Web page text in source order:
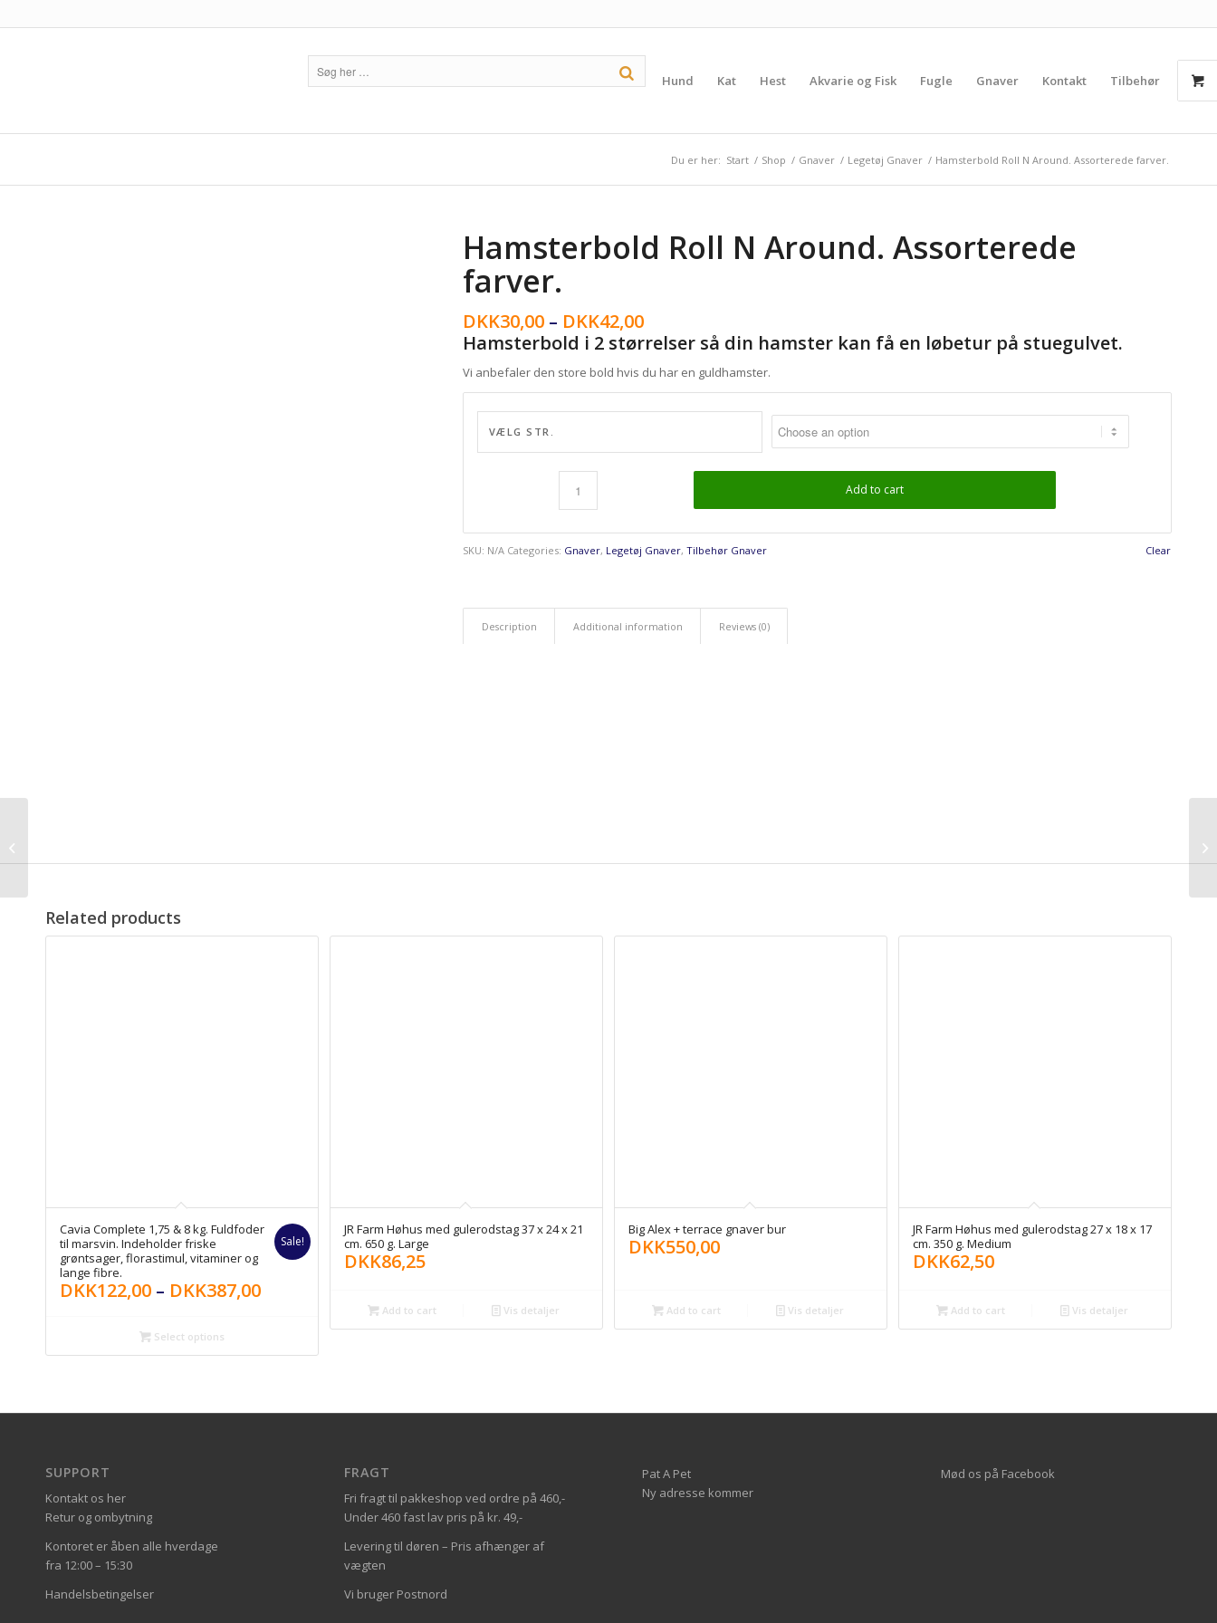
Hund Kat Hest Akvarie og Fisk Fugle Gnaver Kontakt Tilbehør
Du er her: Start / Shop / Gnaver / Legetøj Gnaver / Hamsterbold Roll N Around. Assorterede farver.
Hamsterbold Roll N Around. Assorterede
farver.
DKK30,00– DKK42,00
Hamsterbold i 2 størrelser så din hamster kan få en løbetur på stuegulvet.
Vi anbefaler den store bold hvis du har en guldhamster.
VÆLG STR.
Clear
Add to cart
SKU: N/A Categories: Gnaver, Legetøj Gnaver, Tilbehør Gnaver
Description Additional information Reviews (0)
Related products
Cavia Complete 1,75 & 8 kg. Fuldfoder
til marsvin. Indeholder friske
grøntsager, florastimul, vitaminer og
lange fibre.
DKK122,00 – DKK387,00
Sale!
Select options
JR Farm Høhus med gulerodstag 37 x 24 x 21
cm. 650 g. Large
DKK86,25
Add to cart Vis detaljer
Big Alex + terrace gnaver bur
DKK550,00
Add to cart Vis detaljer
JR Farm Høhus med gulerodstag 27 x 18 x 17
cm. 350 g. Medium
DKK62,50
Add to cart Vis detaljer
SUPPORT
Kontakt os her
Retur og ombytning
Kontoret er åben alle hverdage
fra 12:00 – 15:30
Handelsbetingelser
FRAGT
Fri fragt til pakkeshop ved ordre på 460,-
Under 460 fast lav pris på kr. 49,-
Levering til døren – Pris afhænger af
vægten
Vi bruger Postnord
Pat A Pet
Ny adresse kommer
Mød os på Facebook